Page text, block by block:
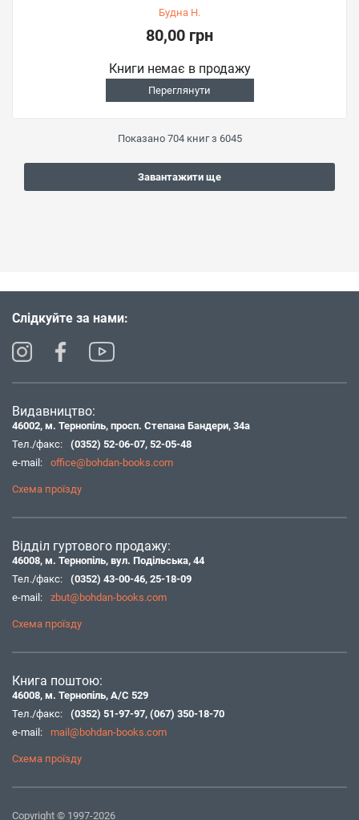
Будна Н.
80,00 грн
Книги немає в продажу
Переглянути
Показано 704книг з 6045
Завантажити ще
Слідкуйте за нами:
Видавництво:
46002, м. Тернопіль, просп. Степана Бандери, 34а
Тел./факс:
(0352) 52-06-07, 52-05-48
e-mail:
office@bohdan-books.com
Схема проїзду
Відділ гуртового продажу:
46008, м. Тернопіль, вул. Подільська, 44
Тел./факс:
(0352) 43-00-46, 25-18-09
e-mail:
zbut@bohdan-books.com
Схема проїзду
Книга поштою:
46008, м. Тернопіль, А/С 529
Тел./факс:
(0352) 51-97-97, (067) 350-18-70
e-mail:
mail@bohdan-books.com
Схема проїзду
Copyright © 1997-2026